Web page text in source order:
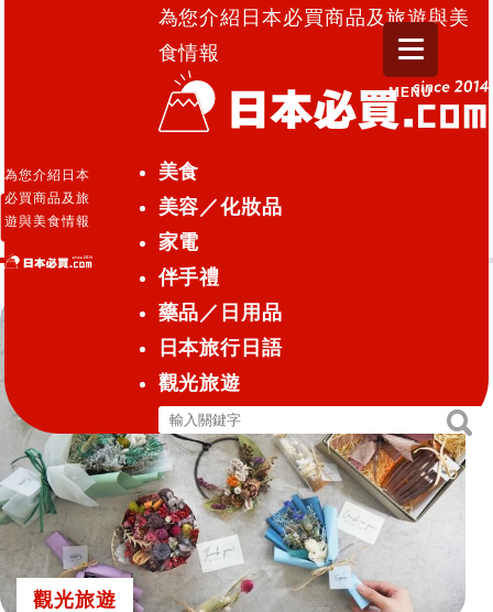
為您介紹日本
必買商品及旅
遊與美食情報
為您介紹日本必買商品及旅遊與美
食情報
美食
美容／化妝品
家電
伴手禮
藥品／日用品
日本旅行日語
觀光旅遊
搜
尋
關
鍵
字:
搜
尋
MENU
客製化
觀光旅遊